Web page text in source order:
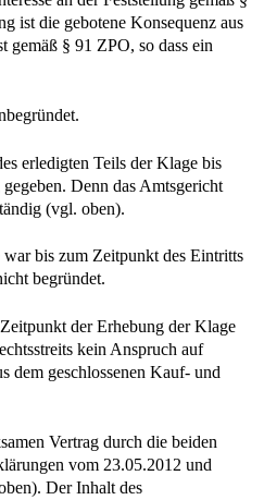
ist die gebotene Konsequenz aus
gemäß § 91 ZPO, so dass ein
erledigten Teils der Klage bis
Denn das Amtsgericht
(vgl. oben).
bis zum Zeitpunkt des Eintritts
begründet.
der Erhebung der Klage
kein Anspruch auf
dem geschlossenen Kauf- und
Vertrag durch die beiden
vom 23.05.2012 und
Der Inhalt des